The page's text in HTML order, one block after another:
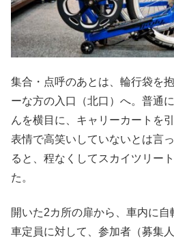
集合・点呼のあとは、輪行袋を
ーな方の入口（北口）へ。普通
んを横目に、キャリーカートを
表情で高笑いしていないとは言
ると、程なくしてスカイツリー
た。
開いた2カ所の扉から、車内に
車定員に対して、参加者（募集